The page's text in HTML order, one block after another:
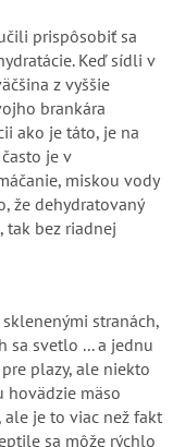
prispôsobiť sa
Keď sídli v
z vyššie
brankára
ako je táto, je na
je v
miskou vody
že dehydratovaný
tak bez riadnej
stranách,
sa svetlo ... a jednu
plazy, ale niekto
hovädzie mäso
ale je to viac než fakt
sa môže rýchlo